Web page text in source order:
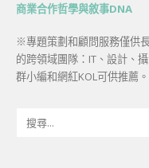
商業合作哲學與敘事DNA
※專題策劃和顧問服務僅供
的跨領域團隊：IT、設計、
群小編和網紅KOL可供推薦。